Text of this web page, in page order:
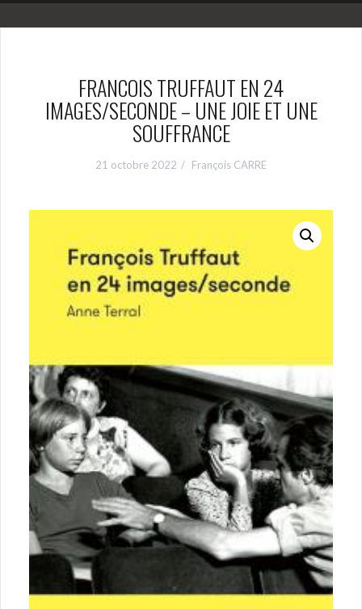
FRANCOIS TRUFFAUT EN 24
IMAGES/SECONDE – UNE JOIE ET UNE
SOUFFRANCE
21 octobre 2022 François CARRE